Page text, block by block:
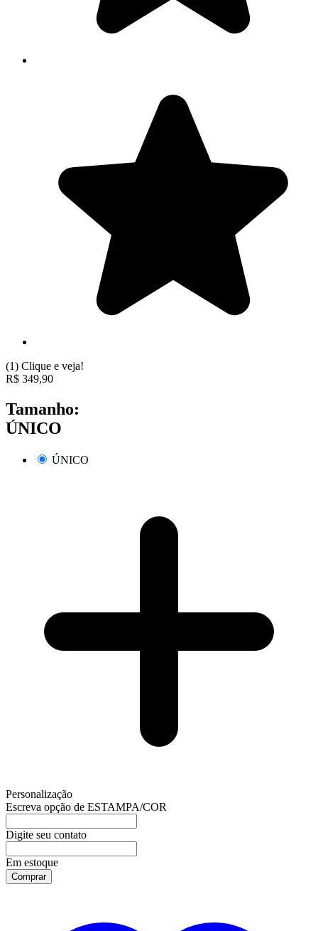
(1) Clique e veja!
R$ 349,90
Tamanho:
ÚNICO
ÚNICO
Personalização
Escreva opção de ESTAMPA/COR
Digite seu contato
Em estoque
Comprar